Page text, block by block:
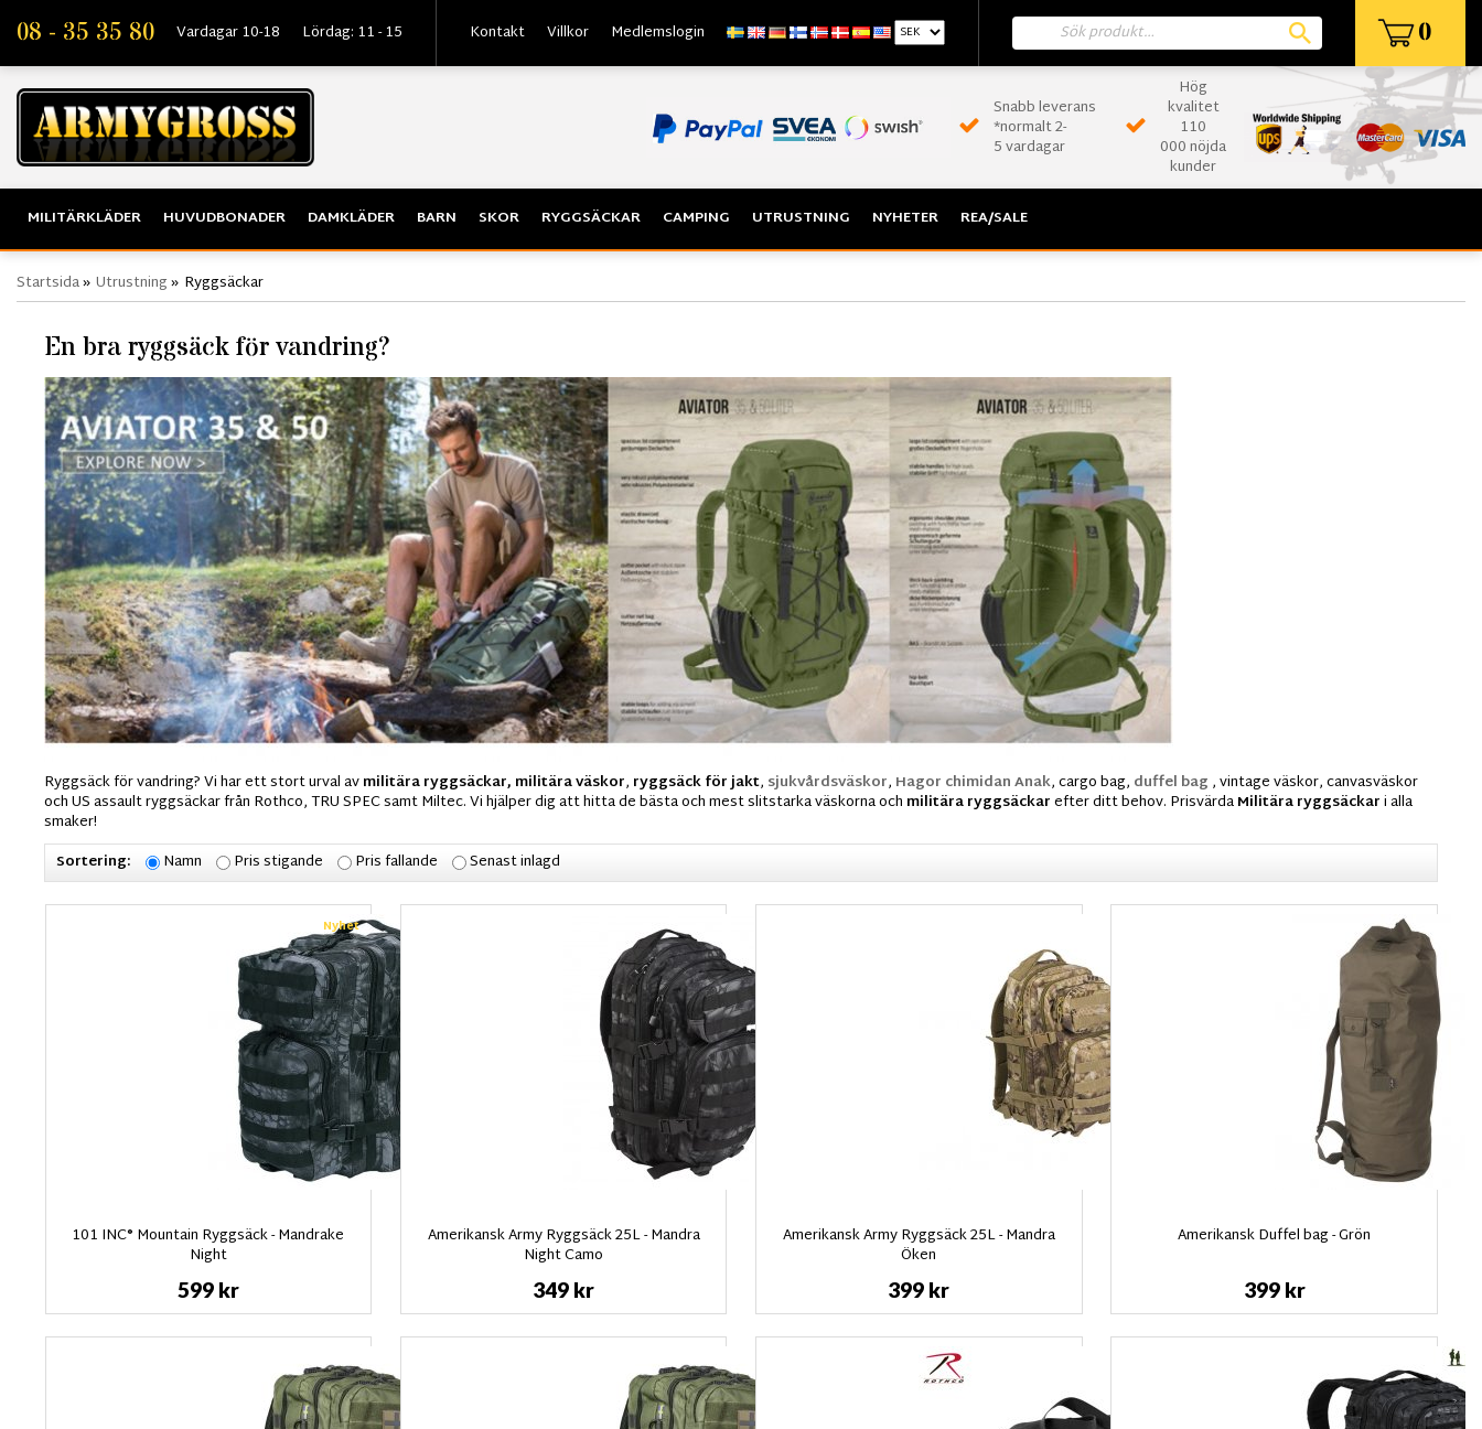
08 - 35 35 80 Vardagar 10-18 Lördag: 11 - 15 Kontakt Villkor Medlemslogin 0
Snabb leverans
*normalt 2-
5 vardagar
Hög
kvalitet
110
000 nöjda
kunder
MILITÄRKLÄDER
HUVUDBONADER DAMKLÄDER BARN SKOR RYGGSÄCKAR CAMPING UTRUSTNING NYHETER REA/SALE
Startsida» Utrustning» Ryggsäckar
En bra ryggsäck för vandring?
Ryggsäck för vandring? Vi har ett stort urval avmilitära ryggsäckar, militära väskor, ryggsäck för jakt, sjukvårdsväskor, Hagor chimidan Anak, cargo bag, duffel bag , vintage väskor, canvasväskor
och US assault ryggsäckar från Rothco, TRU SPEC samt Miltec. Vi hjälper dig att hitta de bästa och mest slitstarka väskorna och militära ryggsäckarefter ditt behov. PrisvärdaMilitära ryggsäckari alla
smaker!
Sortering:
Namn Pris stigande Pris fallande Senast inlagd
Nyhet
101 INC® Mountain Ryggsäck - Mandrake
Night
599 kr
Amerikansk Army Ryggsäck 25L - Mandra
Night Camo
349 kr
Amerikansk Army Ryggsäck 25L - Mandra
Öken
399 kr
Amerikansk Duffel bag - Grön
399 kr